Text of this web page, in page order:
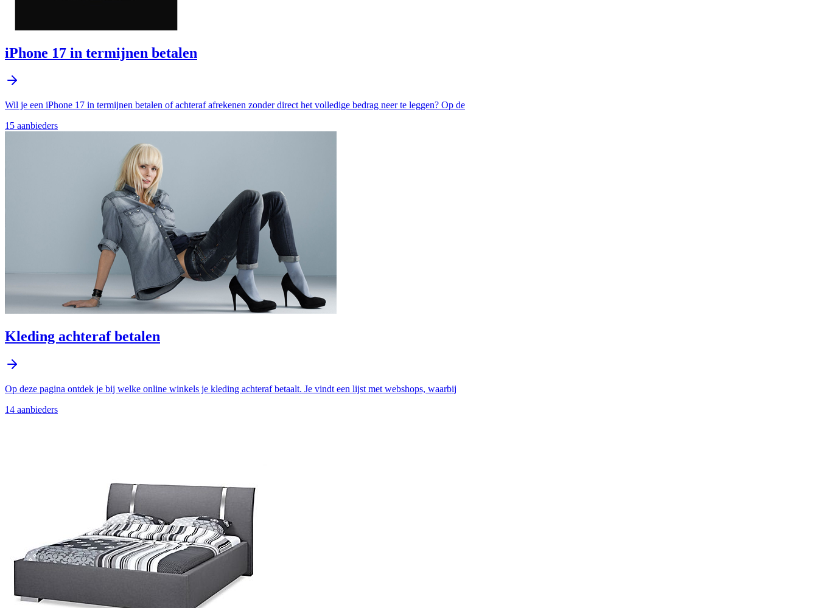
iPhone 17 in termijnen betalen
Wil je een iPhone 17 in termijnen betalen of achteraf afrekenen zonder direct het volledige bedrag neer te leggen? Op de
15 aanbieders
Kleding achteraf betalen
Op deze pagina ontdek je bij welke online winkels je kleding achteraf betaalt. Je vindt een lijst met webshops, waarbij
14 aanbieders